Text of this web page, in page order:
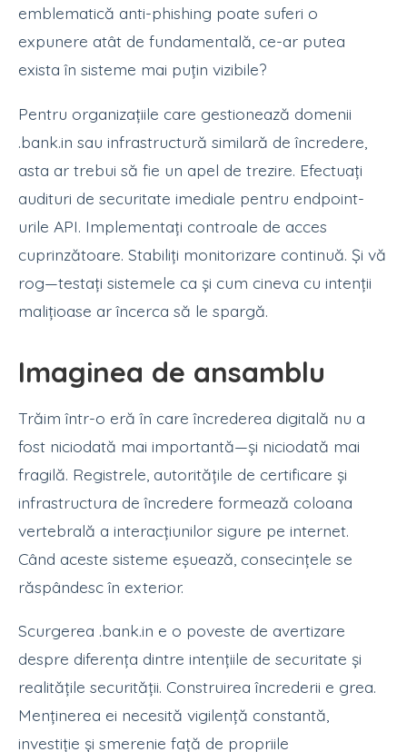
emblematică anti-phishing poate suferi o
expunere atât de fundamentală, ce-ar putea
exista în sisteme mai puțin vizibile?
Pentru organizațiile care gestionează domenii
.bank.in sau infrastructură similară de încredere,
asta ar trebui să fie un apel de trezire. Efectuați
audituri de securitate imediale pentru endpoint-
urile API. Implementați controale de acces
cuprinzătoare. Stabiliți monitorizare continuă. Și vă
rog—testați sistemele ca și cum cineva cu intenții
malițioase ar încerca să le spargă.
Imaginea de ansamblu
Trăim într-o eră în care încrederea digitală nu a
fost niciodată mai importantă—și niciodată mai
fragilă. Registrele, autoritățile de certificare și
infrastructura de încredere formează coloana
vertebrală a interacțiunilor sigure pe internet.
Când aceste sisteme eșuează, consecințele se
răspândesc în exterior.
Scurgerea .bank.in e o poveste de avertizare
despre diferența dintre intențiile de securitate și
realitățile securității. Construirea încrederii e grea.
Menținerea ei necesită vigilență constantă,
investiție și smerenie față de propriile